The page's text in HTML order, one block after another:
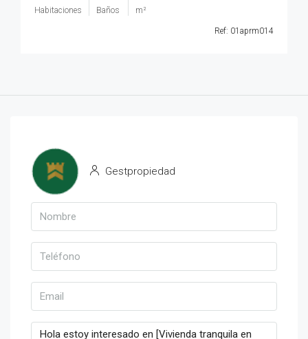
Habitaciones Baños m²
Ref: 01aprm014
Gestpropiedad